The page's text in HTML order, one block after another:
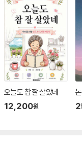
’은 여전히 우리에게 뜨
아들여지며 유행하고
지 못하는 현실을 반증
것일까? 과학주의와 인
양시키고 자기 한계를
걸맞은 신의 창조를 위
유에서 오늘날 점점
랫동안 인기를 누렸
오늘도 참 잘 살았네
12,200원